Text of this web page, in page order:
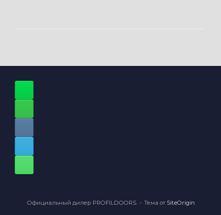
Официальный дилер PROFILDOORS. Тема от SiteOrigin